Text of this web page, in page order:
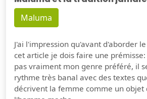
Maluma
J'ai l'impression qu'avant d'aborder
cet article je dois faire une
pas vraiment mon genre préféré, il
rythme très banal avec des textes
décrivent la femme comme un objet